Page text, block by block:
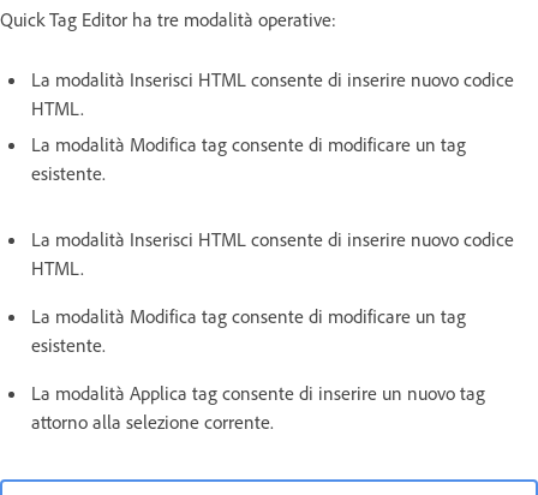
Quick Tag Editor ha tre modalità operative:
La modalità Inserisci HTML consente di inserire nuovo codice
HTML.
La modalità Modifica tag consente di modificare un tag
esistente.
La modalità Inserisci HTML consente di inserire nuovo codice
HTML.
La modalità Modifica tag consente di modificare un tag
esistente.
La modalità Applica tag consente di inserire un nuovo tag
attorno alla selezione corrente.